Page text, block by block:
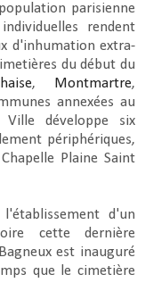
parisienne
rendent
d'inhumation extra-
du début du
, Montmartre,
annexées au
développe six
périphériques,
Plaine Saint
d'un
cette dernière
est inauguré
que le cimetière